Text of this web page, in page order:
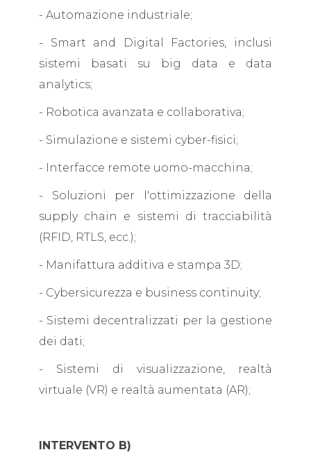
- Automazione industriale;
- Smart and Digital Factories, inclusi
sistemi basati su big data e data
analytics;
- Robotica avanzata e collaborativa;
- Simulazione e sistemi cyber-fisici;
- Interfacce remote uomo-macchina;
- Soluzioni per l'ottimizzazione della
supply chain e sistemi di tracciabilità
(RFID, RTLS, ecc.);
- Manifattura additiva e stampa 3D;
- Cybersicurezza e business continuity;
- Sistemi decentralizzati per la gestione
dei dati;
- Sistemi di visualizzazione, realtà
virtuale (VR) e realtà aumentata (AR);
INTERVENTO B)